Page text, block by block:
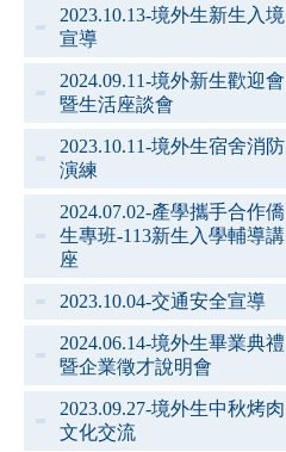
2023.10.13-境外生新生入境
宣導
2024.09.11-境外新生歡迎會
暨生活座談會
2023.10.11-境外生宿舍消防
演練
2024.07.02-產學攜手合作僑
生專班-113新生入學輔導講
座
2023.10.04-交通安全宣導
2024.06.14-境外生畢業典禮
暨企業徵才說明會
2023.09.27-境外生中秋烤肉
文化交流